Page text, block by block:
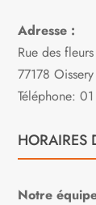
Adresse :
Rue des fleurs
77178
Téléphone:
HORAIRES
Notre